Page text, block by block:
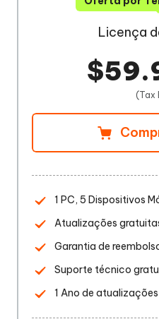
Licença
(Tax
1 PC, 5 Dispositivos
Atualizações
Garantia de
Suporte técnico
1 Ano de